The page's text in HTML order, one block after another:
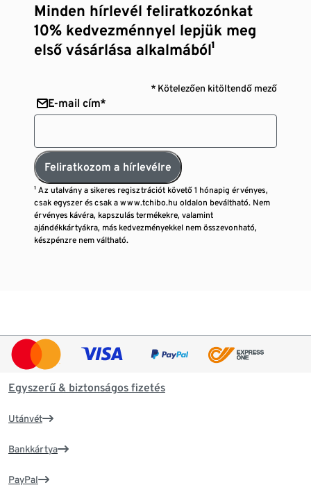
Minden hírlevél feliratkozónkat
10% kedvezménnyel lepjük meg
első vásárlása alkalmából¹
* Kötelezően kitöltendő mező
E-mail cím*
Feliratkozom a hírlevélre
¹ Az utalvány a sikeres regisztrációt követő 1 hónapig érvényes,
csak egyszer és csak a www.tchibo.hu oldalon beváltható. Nem
érvényes kávéra, kapszulás termékekre, valamint
ajándékkártyákra, más kedvezményekkel nem összevonható,
készpénzre nem váltható.
Egyszerű & biztonságos fizetés
Utánvét
Bankkártya
PayPal